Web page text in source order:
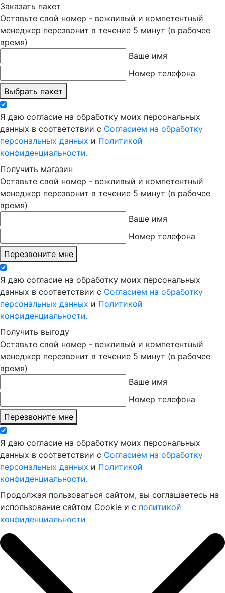
Заказать пакет
Оставьте свой номер - вежливый и компетентный
менеджер перезвонит в течение 5 минут (в рабочее
время)
Ваше имя
Номер телефона
Выбрать пакет
Я даю согласие на обработку моих персональных
данных в соответствии с Согласием на обработку
персональных данных и Политикой
конфиденциальности.
Получить магазин
Оставьте свой номер - вежливый и компетентный
менеджер перезвонит в течение 5 минут (в рабочее
время)
Ваше имя
Номер телефона
Перезвоните мне
Я даю согласие на обработку моих персональных
данных в соответствии с Согласием на обработку
персональных данных и Политикой
конфиденциальности.
Получить выгоду
Оставьте свой номер - вежливый и компетентный
менеджер перезвонит в течение 5 минут (в рабочее
время)
Ваше имя
Номер телефона
Перезвоните мне
Я даю согласие на обработку моих персональных
данных в соответствии с Согласием на обработку
персональных данных и Политикой
конфиденциальности.
Продолжая пользоваться сайтом, вы соглашаетесь на
использование сайтом Cookie и с политикой
конфиденциальности